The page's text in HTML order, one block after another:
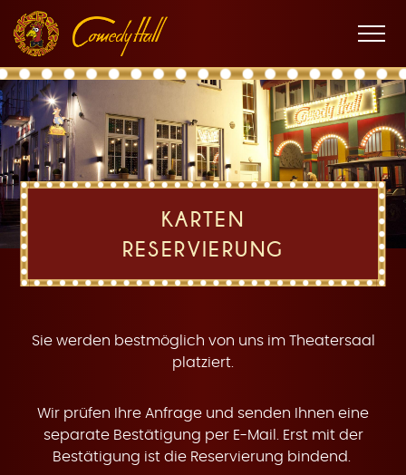
Hauptnavigation
Inhalt
Fußnavigation
K
a
r
Menü
KARTEN
RESERVIERUNG
Sie werden bestmöglich von uns im Theatersaal
platziert.
Wir prüfen Ihre Anfrage und senden Ihnen eine
separate Bestätigung per E-Mail. Erst mit der
Bestätigung ist die Reservierung bindend.